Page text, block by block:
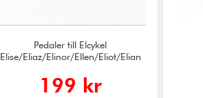
Pedaler till Elcykel
Elise/Eliaz/Elinor/Ellen/Eliot/Elian
199 kr